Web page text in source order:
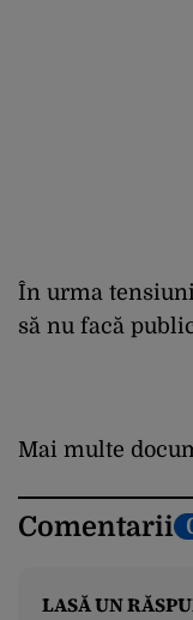
În urma
să nu facă
Mai multe
Comentarii
LASĂ UN